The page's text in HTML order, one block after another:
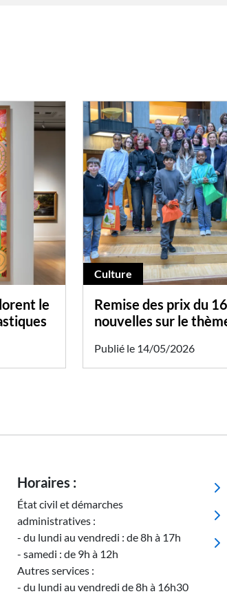
le
Culture
Remise des prix du
nouvelles sur le
Publié le 14/05/2026
Horaires :
État civil et démarches
administratives :
- du lundi au vendredi : de 8h à 17h
- samedi : de 9h à 12h
Autres services :
- du lundi au vendredi de 8h à 16h30